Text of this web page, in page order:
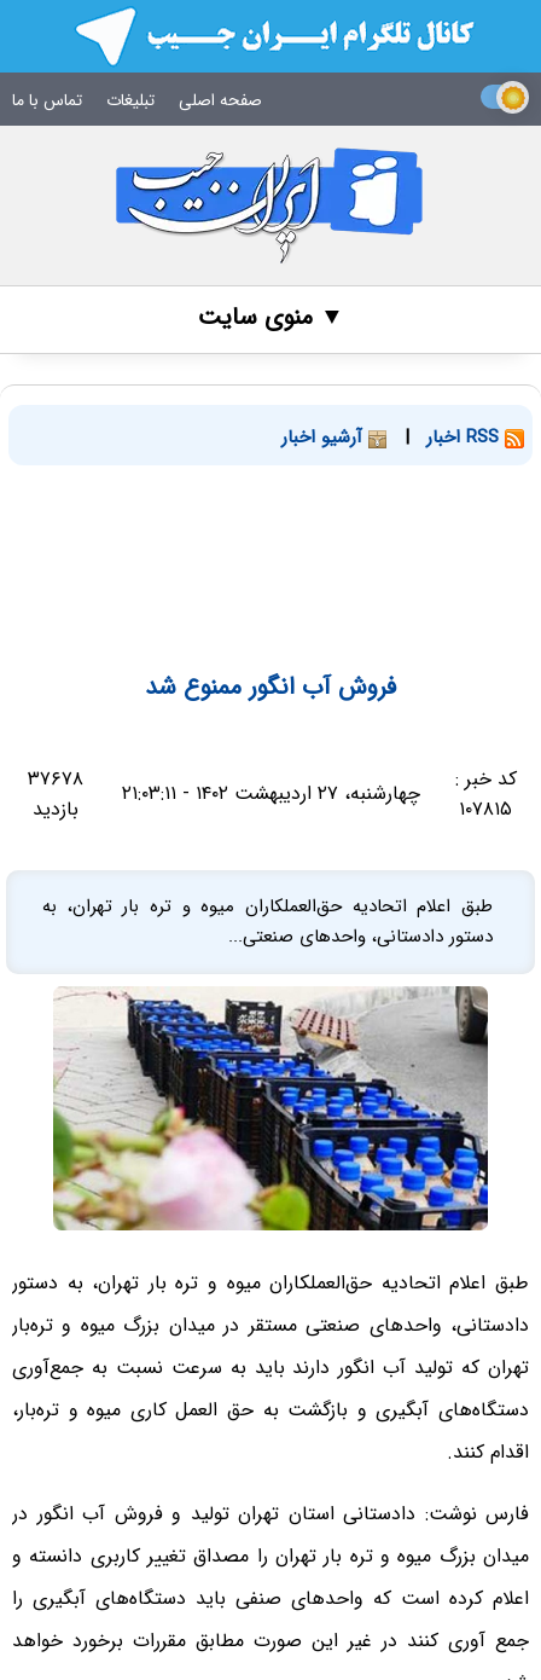
صفحه اصلی تبلیغات تماس با ما
▼ منوی سایت
| آرشیو اخبار
فروش آب انگور ممنوع شد
کد خبر :
۱۰۷۸۱۵
چهارشنبه، ۲۷ اردیبهشت ۱۴۰۲ - ۲۱:۰۳:۱۱
۳۷۶۷۸
بازدید
طبق اعلام اتحادیه حق‌العملکاران میوه و تره بار تهران، به
دستور دادستانی، واحدهای صنعتی...
طبق اعلام اتحادیه حق‌العملکاران میوه و تره بار تهران، به دستور
دادستانی، واحدهای صنعتی مستقر در میدان بزرگ میوه و تره‌بار
تهران که تولید آب انگور دارند باید به سرعت نسبت به جمع‌آوری
دستگاه‌های آبگیری و بازگشت به حق العمل کاری میوه و تره‌بار،
اقدام کنند.
فارس نوشت: دادستانی استان تهران تولید و فروش آب انگور در
میدان بزرگ میوه و تره بار تهران را مصداق تغییر کاربری دانسته و
اعلام کرده است که واحدهای صنفی باید دستگاه‌های آبگیری را
جمع آوری کنند در غیر این صورت مطابق مقررات برخورد خواهد